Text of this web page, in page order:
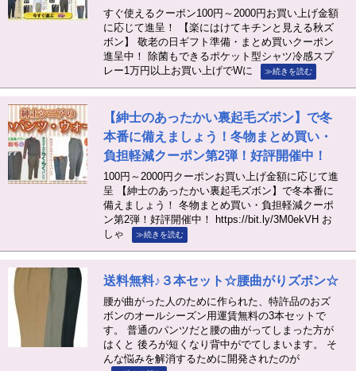
すぐ使えるクーポン100円～2000円お買い上げ金額
に応じて進呈！ 【楽にはけてキチンと見える秋ズ
ボン】 敬老の日ギフト準備・まとめ買いクーポン
進呈中！ 除菌もできるポケット型シャツ冷感スプ
レー1万円以上お買い上げでWに
≫続きを読む
【紳士のあったかい裏起毛ズボン】で冬
本番に備えましょう！冬物まとめ買い・
負担軽減クーポン第2弾！好評開催中！
100円～2000円クーポンお買い上げ金額に応じて進
呈 【紳士のあったかい裏起毛ズボン】で冬本番に
備えましょう！ 冬物まとめ買い・負担軽減クーポ
ン第2弾！好評開催中！ https://bit.ly/3M0ekVH お
しゃ
≫続きを読む
送料無料♪３本セット☆腰曲がりズボン☆
腰が曲がった人のために作られた、特許品のおズ
ボンのオールシーズン用運賃無料の3本セットで
す。 普通のパンツだと腰の曲がってしまった方が
はくと 後ろが短くなり背中がでてしまいます。 そ
んな悩みを解消するために開発されたのが